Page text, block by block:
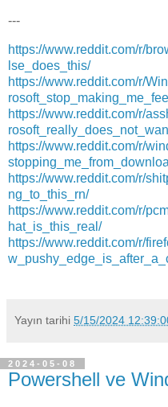
---
https://www.reddit.com/r/
lse_does_this/
https://www.reddit.com/r/
https://www.reddit.com/r/
https://www.reddit.com/r/
https://www.reddit.com/r/
ng_to_this_rn/
https://www.reddit.com/r/
hat_is_this_real/
https://www.reddit.com/r/
Yayın tarihi 5/15/2024
2024-05-08
Powershell ve